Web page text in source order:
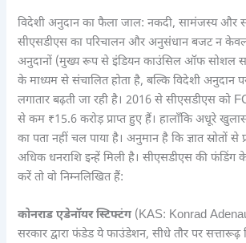
विदेशी अनुदान का फैला जाल: नकदी, सामंजस्य और
सीएसडीएस का परिचालन और अनुसंधान बजट न
अनुदानों (मुख्य रूप से इंडियन काउंसिल ऑफ सोशल
के माध्यम से संचालित होता है, बल्कि विदेशी अनुदान
लगातार बढ़ती जा रही है। 2016 से सीएसडीएस को
से कम ₹15.6 करोड़ प्राप्त हुए हैं। हालाँकि अधूरे
का पता नहीं चल पाया है। अनुमान है कि ज्ञात स्रोतों
अधिक धनराशि इन्हें मिली है। सीएसडीएस की फंडिंग के
करें तो वो निम्नलिखित हैं:
कोनराड एडेनॉयर स्टिफ्टंग (KAS: Konrad
सरकार द्वारा फंडेड ये फाउंडेशन, सीधे तौर पर सत्तारूढ़